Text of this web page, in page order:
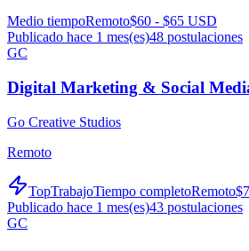
Medio tiempoRemoto$60 - $65 USD
Publicado hace 1 mes(es)48 postulaciones
GC
Digital Marketing & Social
Go Creative Studios
Remoto
TopTrabajoTiempo completoRemoto
Publicado hace 1 mes(es)43 postulaciones
GC